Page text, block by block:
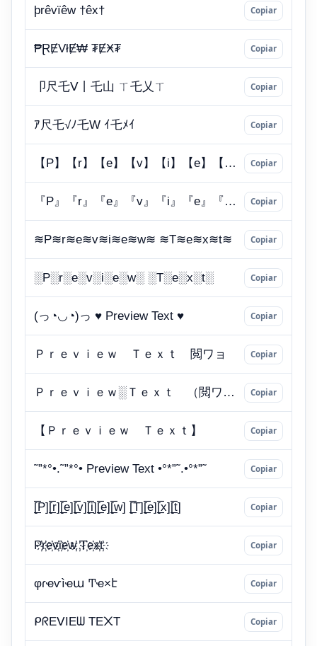
Copiar
Copiar
Copiar
Copiar
Copiar
Copiar
Copiar
Copiar
Copiar
Copiar
Copiar
Copiar
Copiar
Copiar
Copiar
Copiar
Copiar